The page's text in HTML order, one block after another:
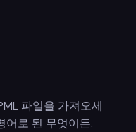
파일을 가져오세
어로 된 무엇이든.